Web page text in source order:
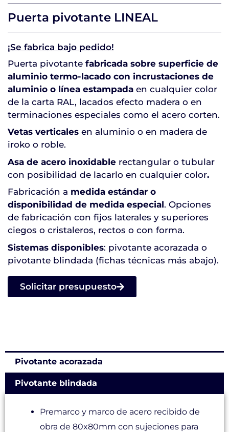
Puerta pivotante LINEAL
¡Se fabrica bajo pedido!
Puerta pivotante fabricada sobre superficie de
aluminio termo-lacado con incrustaciones de
aluminio o línea estampada en cualquier color
de la carta RAL, lacados efecto madera o en
terminaciones especiales como el acero corten.
Vetas verticales en aluminio o en madera de
iroko o roble.
Asa de acero inoxidable rectangular o tubular
con posibilidad de lacarlo en cualquier color.
Fabricación a medida estándar o
disponibilidad de medida especial. Opciones
de fabricación con fijos laterales y superiores
ciegos o cristaleros, rectos o con forma.
Sistemas disponibles: pivotante acorazada o
pivotante blindada (fichas técnicas más abajo).
Solicitar presupuesto
Pivotante acorazada
Pivotante blindada
Premarco y marco de acero recibido de
obra de 80x80mm con sujeciones para